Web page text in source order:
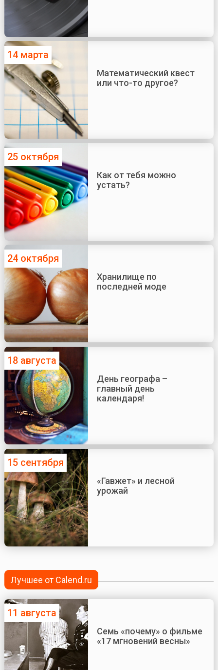
14 марта
Математический квест
или что-то другое?
25 октября
Как от тебя можно
устать?
24 октября
Хранилище по
последней моде
18 августа
День географа –
главный день
календаря!
15 сентября
«Гавжет» и лесной
урожай
Лучшее от Calend.ru
11 августа
Семь «почему» о фильме
«17 мгновений весны»